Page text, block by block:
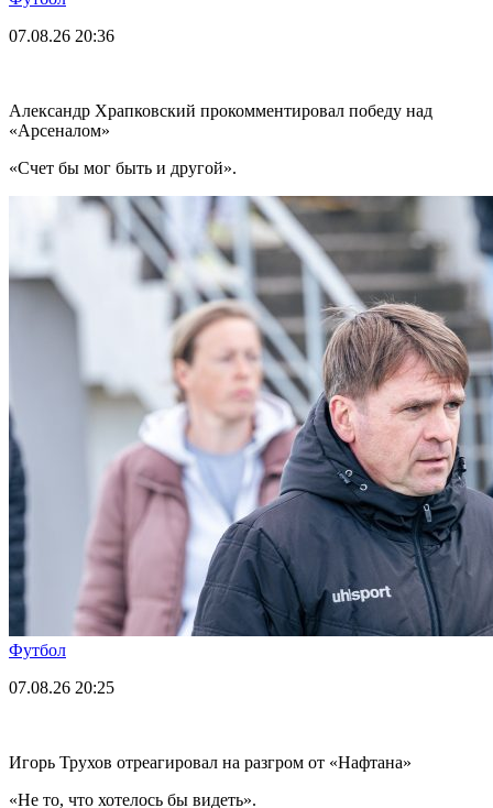
07.08.26 20:36
Александр Храпковский прокомментировал победу над
«Арсеналом»
«Счет бы мог быть и другой».
Футбол
07.08.26 20:25
Игорь Трухов отреагировал на разгром от «Нафтана»
«Не то, что хотелось бы видеть».